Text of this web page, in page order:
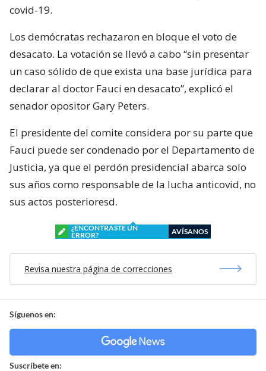
covid-19.
Los demócratas rechazaron en bloque el voto de
desacato. La votación se llevó a cabo “sin presentar
un caso sólido de que exista una base jurídica para
declarar al doctor Fauci en desacato”, explicó el
senador opositor Gary Peters.
El presidente del comite considera por su parte que
Fauci puede ser condenado por el Departamento de
Justicia, ya que el perdón presidencial abarca solo
sus años como responsable de la lucha anticovid, no
sus actos posterioresd.
¿ENCONTRASTE UN
ERROR?
AVÍSANOS
Revisa nuestra página de correcciones
Síguenos en:
Suscríbete en: